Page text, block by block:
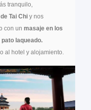
tranquilo,
Tai Chi y nos
con un masaje en los
laqueado.
al hotel y alojamiento.